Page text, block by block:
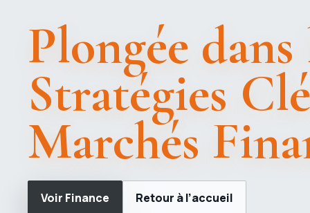
Plongée
Stratégies
Marchés
Voir Finance Retour à l’accueil